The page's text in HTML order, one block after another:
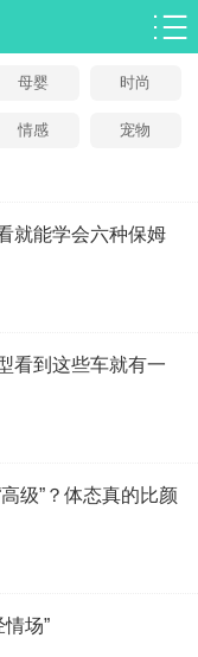
母婴 时尚
情感 宠物
就能学会六种保姆
看到这些车就有一
级”？体态真的比颜
场”